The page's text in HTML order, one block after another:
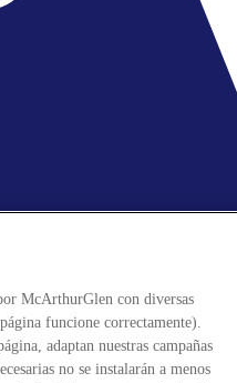
McArthurGlen con diversas
funcione correctamente).
adaptan nuestras campañas
no se instalarán a menos